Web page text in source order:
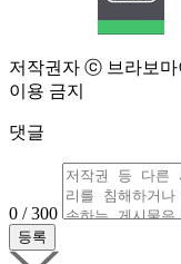
저작권자 ⓒ 브라보마
이용 금지
댓글
0 / 300